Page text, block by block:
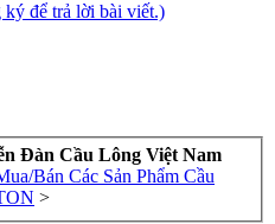
để trả lời bài viết.)
Đàn Cầu Lông Việt Nam
Bán Các Sản Phẩm Cầu
>